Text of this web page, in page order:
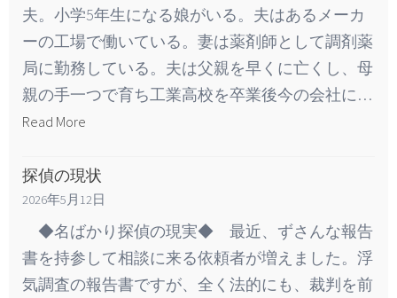
夫。小学5年生になる娘がいる。夫はあるメーカ
ーの工場で働いている。妻は薬剤師として調剤薬
局に勤務している。夫は父親を早くに亡くし、母
親の手一つで育ち工業高校を卒業後今の会社に…
Read More
探偵の現状
2026年5月12日
◆名ばかり探偵の現実◆ 最近、ずさんな報告
書を持参して相談に来る依頼者が増えました。浮
気調査の報告書ですが、全く法的にも、裁判を前